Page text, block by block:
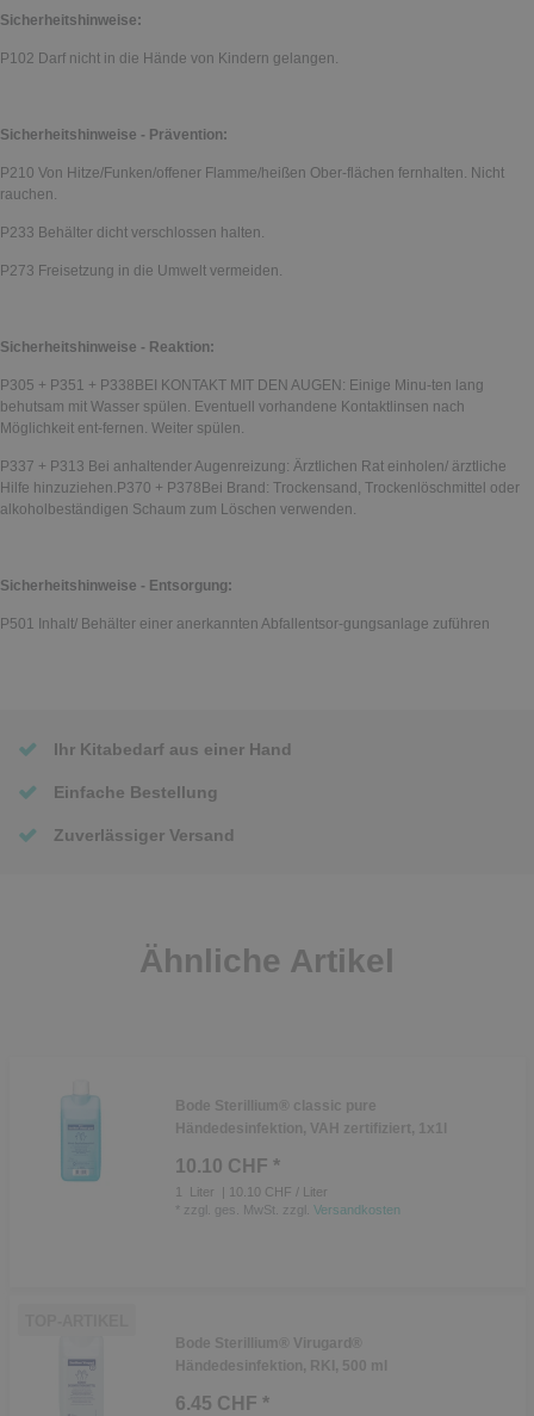
Sicherheitshinweise:
P102 Darf nicht in die Hände von Kindern gelangen.
Sicherheitshinweise - Prävention:
P210 Von Hitze/Funken/offener Flamme/heißen Ober-flächen fernhalten. Nicht
rauchen.
P233 Behälter dicht verschlossen halten.
P273 Freisetzung in die Umwelt vermeiden.
Sicherheitshinweise - Reaktion:
P305 + P351 + P338BEI KONTAKT MIT DEN AUGEN: Einige Minu-ten lang
behutsam mit Wasser spülen. Eventuell vorhandene Kontaktlinsen nach
Möglichkeit ent-fernen. Weiter spülen.
P337 + P313 Bei anhaltender Augenreizung: Ärztlichen Rat einholen/ ärztliche
Hilfe hinzuziehen.P370 + P378Bei Brand: Trockensand, Trockenlöschmittel oder
alkoholbeständigen Schaum zum Löschen verwenden.
Sicherheitshinweise - Entsorgung:
P501 Inhalt/ Behälter einer anerkannten Abfallentsor-gungsanlage zuführen
Ihr Kitabedarf aus einer Hand
Einfache Bestellung
Zuverlässiger Versand
Ähnliche Artikel
Bode Sterillium® classic pure
Händedesinfektion, VAH zertifiziert, 1x1l
10.10 CHF *
1 Liter
| 10.10 CHF / Liter
zzgl. ges. MwSt. zzgl. Versandkosten
Bode Sterillium® Virugard®
Händedesinfektion, RKI, 500 ml
6.45 CHF *